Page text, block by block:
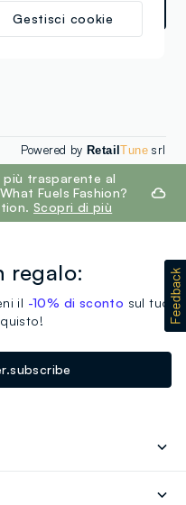
Powered by RetailTunesrl
più trasparente al
Fuels Fashion?
Scopri di più
regalo:
il -10% di sconto sul tuo
Gestisci cookie